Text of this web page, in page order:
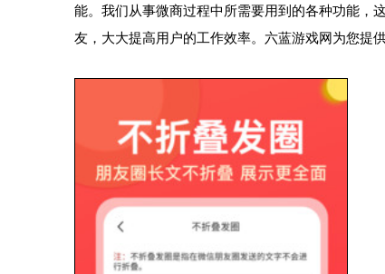
能。我们从事微商过程中所需要用到的各种功能，
友，大大提高用户的工作效率。六蓝游戏网为您提